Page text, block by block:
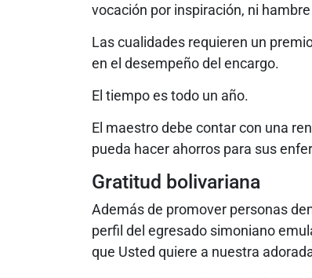
vocación por inspiración, ni
Las cualidades requieren un
en el desempeño del encargo.
El tiempo es todo un año.
El maestro debe contar con una
pueda hacer ahorros para sus
Gratitud bolivariana
Además de promover personas
perfil del egresado simoniano
que Usted quiere a nuestra